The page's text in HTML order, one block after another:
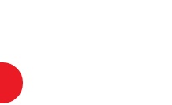
ES-EU20 quantity